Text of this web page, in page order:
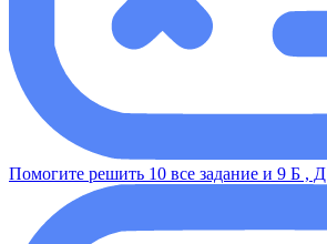
Помогите решить 10 все задание и 9 Б , Д